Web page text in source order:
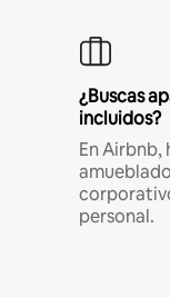
¿Buscas
incluidos?
En
personal.